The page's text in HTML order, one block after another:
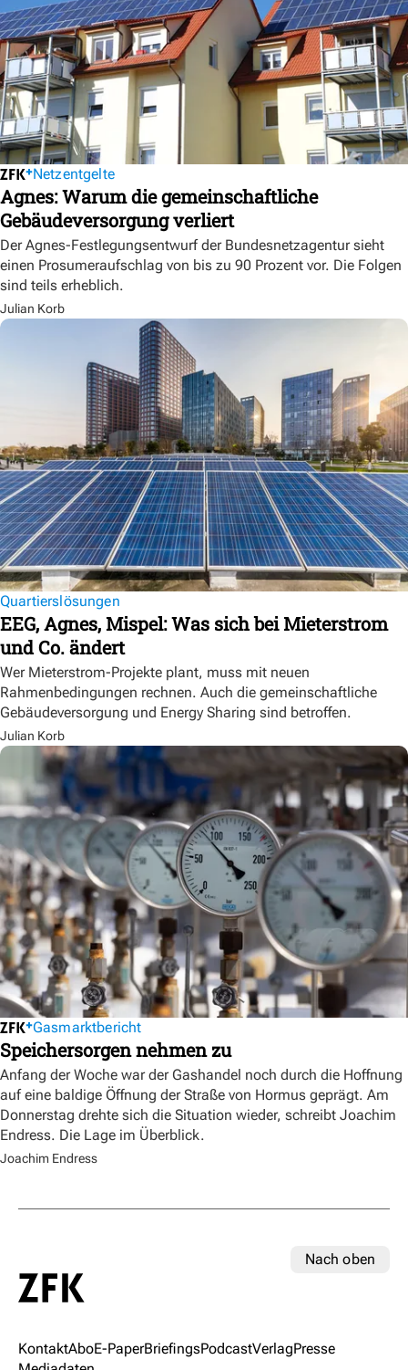
Netzentgelte
Agnes: Warum die gemeinschaftliche
Gebäudeversorgung verliert
Der Agnes-Festlegungsentwurf der Bundesnetzagentur sieht
einen Prosumeraufschlag von bis zu 90 Prozent vor. Die Folgen
sind teils erheblich.
Julian Korb
Quartierslösungen
EEG, Agnes, Mispel: Was sich bei Mieterstrom
und Co. ändert
Wer Mieterstrom-Projekte plant, muss mit neuen
Rahmenbedingungen rechnen. Auch die gemeinschaftliche
Gebäudeversorgung und Energy Sharing sind betroffen.
Julian Korb
Gasmarktbericht
Speichersorgen nehmen zu
Anfang der Woche war der Gashandel noch durch die Hoffnung
auf eine baldige Öffnung der Straße von Hormus geprägt. Am
Donnerstag drehte sich die Situation wieder, schreibt Joachim
Endress. Die Lage im Überblick.
Joachim Endress
Nach oben
KontaktAboE-PaperBriefingsPodcastVerlagPresse